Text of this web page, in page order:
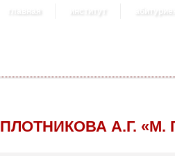
главная институт
ПЛОТНИКОВА А.Г.